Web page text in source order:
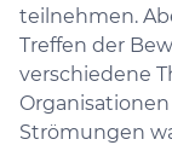
teilnehmen.
Treffen der
verschiedene
Strömungen